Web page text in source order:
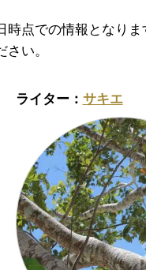
時点での情報となりま
い。
サキエ